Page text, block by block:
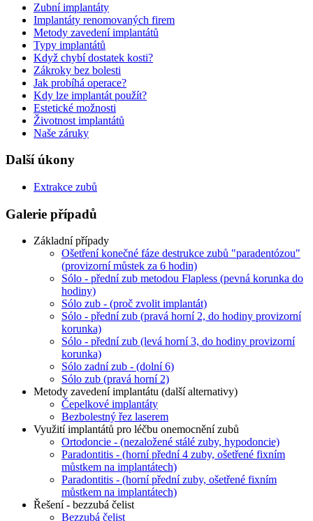
Zubní implantáty
Implantáty renomovaných firem
Metody zavedení implantátů
Typy implantátů
Když chybí dostatek kosti?
Zákroky bez bolesti
Jak probíhá operace?
Kdy lze implantát použít?
Estetické možnosti
Životnost implantátů
Naše záruky
Další úkony
Extrakce zubů
Galerie případů
Základní případy
Ošetření konečné fáze destrukce zubů "paradentózou"
(provizorní můstek za 6 hodin)
Sólo - přední zub metodou Flapless (pevná korunka do
hodiny)
Sólo zub - (proč zvolit implantát)
Sólo - přední zub (pravá horní 2, do hodiny provizorní
korunka)
Sólo - přední zub (levá horní 3, do hodiny provizorní
korunka)
Sólo zadní zub - (dolní 6)
Sólo zub (pravá horní 2)
Metody zavedení implantátu (další alternativy)
Čepelkové implantáty
Bezbolestný řez laserem
Využití implantátů pro léčbu onemocnění zubů
Ortodoncie - (nezaložené stálé zuby, hypodoncie)
Paradontitis - (horní přední 4 zuby, ošetřené fixním
můstkem na implantátech)
Paradontitis - (horní přední zuby, ošetřené fixním
můstkem na implantátech)
Řešení - bezzubá čelist
Bezzubá čelist